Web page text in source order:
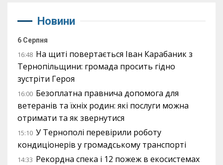
Новини
6 Серпня
16:48 На щиті повертається Іван Карабаник з
Тернопільщини: громада просить гідно
зустріти Героя
16:00 Безоплатна правнича допомога для
ветеранів та їхніх родин: які послуги можна
отримати та як звернутися
15:10 У Тернополі перевірили роботу
кондиціонерів у громадському транспорті
14:33 Рекордна спека і 12 пожеж в екосистемах